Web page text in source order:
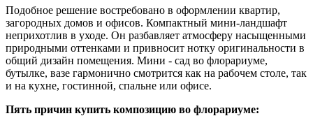
Подобное решение востребовано в оформлении квартир,
загородных домов и офисов. Компактный мини-ландшафт
неприхотлив в уходе. Он разбавляет атмосферу насыщенными
природными оттенками и привносит нотку оригинальности в
общий дизайн помещения. Мини - сад во флорариуме,
бутылке, вазе гармонично смотрится как на рабочем столе, так
и на кухне, гостинной, спальне или офисе.
Пять причин купить композицию во флорариуме: